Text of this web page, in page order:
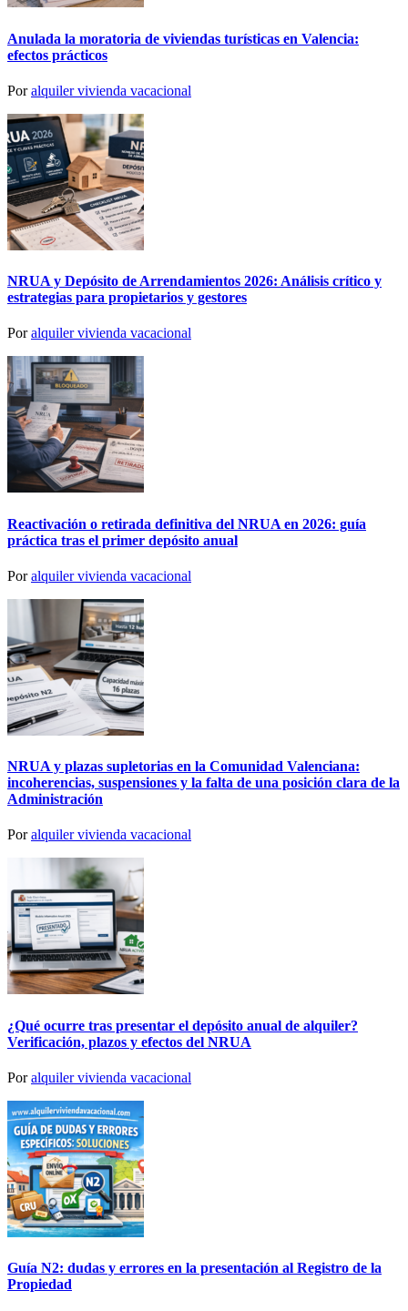
Anulada la moratoria de viviendas turísticas en Valencia:
efectos prácticos
Poralquiler vivienda vacacional
NRUA y Depósito de Arrendamientos 2026: Análisis crítico y
estrategias para propietarios y gestores
Poralquiler vivienda vacacional
Reactivación o retirada definitiva del NRUA en 2026: guía
práctica tras el primer depósito anual
Poralquiler vivienda vacacional
NRUA y plazas supletorias en la Comunidad Valenciana:
incoherencias, suspensiones y la falta de una posición clara de la
Administración
Poralquiler vivienda vacacional
¿Qué ocurre tras presentar el depósito anual de alquiler?
Verificación, plazos y efectos del NRUA
Poralquiler vivienda vacacional
Guía N2: dudas y errores en la presentación al Registro de la
Propiedad